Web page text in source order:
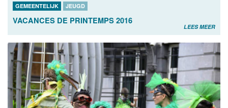
GEMEENTELIJK JEUGD
VACANCES DE PRINTEMPS 2016
LEES MEER